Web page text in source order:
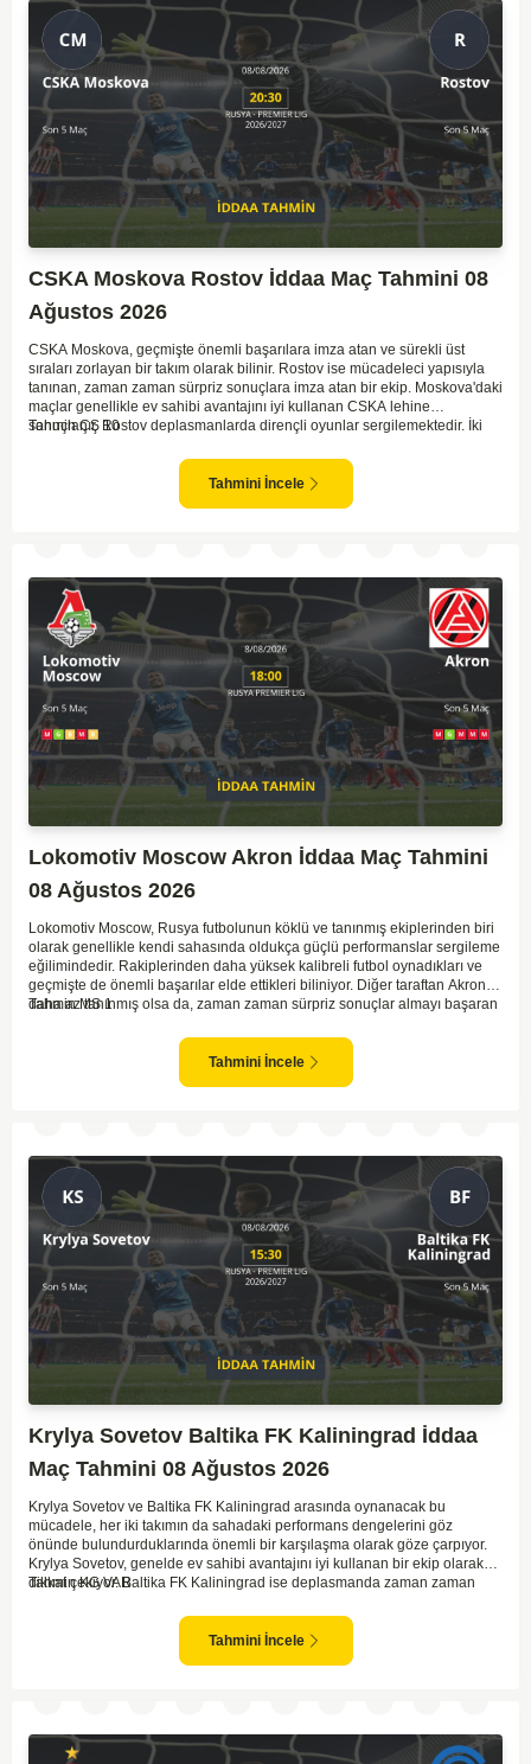
CSKA Moskova Rostov İddaa Maç Tahmini 08
Ağustos 2026
CSKA Moskova, geçmişte önemli başarılara imza atan ve sürekli üst
sıraları zorlayan bir takım olarak bilinir. Rostov ise mücadeleci yapısıyla
tanınan, zaman zaman sürpriz sonuçlara imza atan bir ekip. Moskova'daki
maçlar genellikle ev sahibi avantajını iyi kullanan CSKA lehine
sonuçlanır. Rostov deplasmanlarda dirençli oyunlar sergilemektedir. İki
göstermektedir. CSKA'nın evinde oynayacak olması ve genel istatistikler
göz önüne alındığında, CSKA'nın sahasında kolay kolay puan
kaybetmeyeceğini söyleyebiliriz.
Tahmin ÇŞ 10
Tahmini İncele
Lokomotiv Moscow Akron İddaa Maç Tahmini
08 Ağustos 2026
Lokomotiv Moscow, Rusya futbolunun köklü ve tanınmış ekiplerinden biri
olarak genellikle kendi sahasında oldukça güçlü performanslar sergileme
eğilimindedir. Rakiplerinden daha yüksek kalibreli futbol oynadıkları ve
geçmişte de önemli başarılar elde ettikleri biliniyor. Diğer taraftan Akron,
daha az tanınmış olsa da, zaman zaman sürpriz sonuçlar almayı başaran
ve güçlü ekipler karşısında istikrarlı bir performans sergilemekte
zorlanabilirler. Lokomotiv Moscow'un mevcut form durumunun ve evinde
oynama avantajının, bu karşılaşmada belirleyici olması muhtemel
Tahmin MS 1
Tahmini İncele
Krylya Sovetov Baltika FK Kaliningrad İddaa
Maç Tahmini 08 Ağustos 2026
Krylya Sovetov ve Baltika FK Kaliningrad arasında oynanacak bu
mücadele, her iki takımın da sahadaki performans dengelerini göz
önünde bulundurduklarında önemli bir karşılaşma olarak göze çarpıyor.
Krylya Sovetov, genelde ev sahibi avantajını iyi kullanan bir ekip olarak
dikkat çekiyor. Baltika FK Kaliningrad ise deplasmanda zaman zaman
ve seyirci desteğini arkasına alarak gol yollarında etkili olması, maçın
seyrini değiştirebilecek bir faktör olarak değerlendiriliyor. Bununla birlikte,
Baltika'nın savunma direncini kırabilmesi, maçı daha heyecanlı hale
Tahmin KG VAR
Tahmini İncele